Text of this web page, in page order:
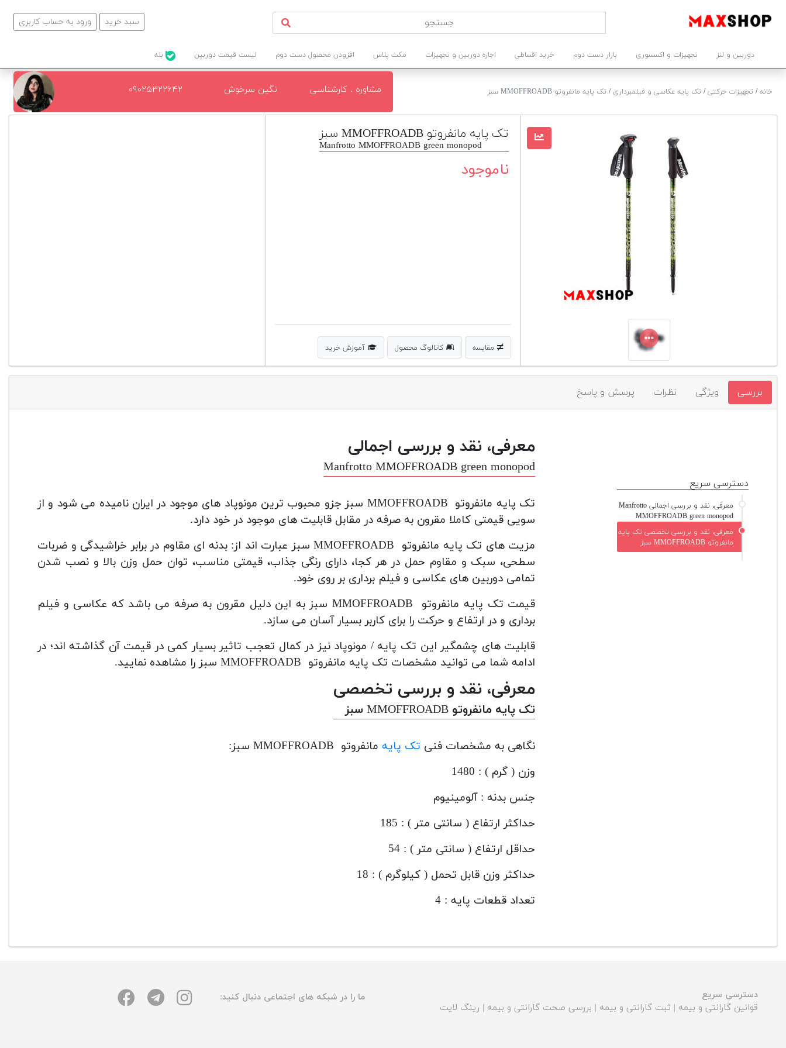
ورود به حساب کاربری سبد خرید
دوربین و لنز تجهیزات و اکسسوری بازار دست دوم خرید اقساطی اجاره دوربین و تجهیزات مکث پلاس افزودن محصول دست دوم لیست قیمت دوربین
خانه/ تجهیزات حرکتی/ تک پایه عکاسی و فیلمبرداری / تک پایه مانفروتو MMOFFROADB سبز مشاوره . کارشناسی نگین سرخوش ۰۹۰۲۵۳۲۲۶۴۲
تک پایه مانفروتو MMOFFROADB سبز
Manfrotto MMOFFROADB green monopod
ناموجود
مقایسه کاتالوگ محصول آموزش خرید
بررسی ویژگی نظرات پرسش و پاسخ
معرفی، نقد و بررسی اجمالی
Manfrotto MMOFFROADB green monopod
تک پایه مانفروتو MMOFFROADB سبز جزو محبوب ترین مونوپاد های موجود در ایران نامیده می شود و از
سویی قیمتی کاملا مقرون به صرفه در مقابل قابلیت های موجود در خود دارد.
مزیت های تک پایه مانفروتو MMOFFROADB سبز عبارت اند از: بدنه ای مقاوم در برابر خراشیدگی و ضربات
سطحی، سبک و مقاوم حمل در هر کجا، دارای رنگی جذاب، قیمتی مناسب، توان حمل وزن بالا و نصب شدن
تمامی دوربین های عکاسی و فیلم برداری بر روی خود.
قیمت تک پایه مانفروتو MMOFFROADB سبز به این دلیل مقرون به صرفه می باشد که عکاسی و فیلم
برداری و در ارتفاع و حرکت را برای کاربر بسیار آسان می سازد.
قابلیت های چشمگیر این تک پایه / مونوپاد نیز در کمال تعجب تاثیر بسیار کمی در قیمت آن گذاشته اند؛ در
ادامه شما می توانید مشخصات تک پایه مانفروتو MMOFFROADB سبز را مشاهده نمایید.
معرفی، نقد و بررسی تخصصی
تک پایه مانفروتو MMOFFROADB سبز
نگاهی به مشخصات فنی تک پایهمانفروتو MMOFFROADB سبز:
وزن ( گرم ) : 1480
جنس بدنه : آلومینیوم
حداکثر ارتفاع ( سانتی متر ) : 185
حداقل ارتفاع ( سانتی متر ) : 54
حداکثر وزن قابل تحمل ( کیلوگرم ) : 18
تعداد قطعات پایه : 4
دسترسی سریع
معرفی، نقد و بررسی اجمالی Manfrotto
MMOFFROADB green monopod
معرفی، نقد و بررسی تخصصی تک پایه
مانفروتو MMOFFROADB سبز
دسترسی سریع
قوانین گارانتی و بیمه | ثبت گارانتی و بیمه | بررسی صحت گارانتی و بیمه | رینگ لایت
ما را در شبکه های اجتماعی دنبال کنید: